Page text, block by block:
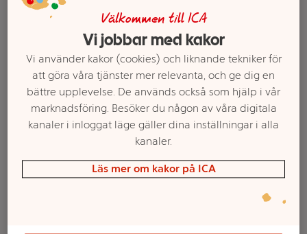
Välkommen till ICA
Vi jobbar med kakor
Vi använder kakor (cookies) och liknande tekniker för
att göra våra tjänster mer relevanta, och ge dig en
bättre upplevelse. De används också som hjälp i vår
marknadsföring. Besöker du någon av våra digitala
kanaler i inloggat läge gäller dina inställningar i alla
kanaler.
Läs mer om kakor på ICA